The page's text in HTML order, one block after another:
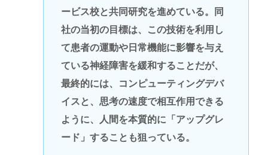
ービス校と共同研究を進めている。同
社の当初の目標は、この技術を利用し
て患者の運動や日常機能に影響を与え
ている神経障害を緩和することだが、
最終的には、コンピューティングデバ
イスと、思考の速度で相互作用できる
ように、人間を本質的に「アップグレ
ード」することも狙っている。